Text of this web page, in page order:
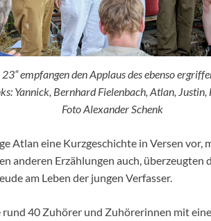
empfangen den Applaus des ebenso
Yannick, Bernhard Fielenbach, Atlan, Justin,
Foto Alexander Schenk
Atlan eine Kurzgeschichte in Versen vor,
anderen Erzählungen auch,
am Leben der jungen Verfasser.
40 Zuhörer und Zuhörerinnen mit